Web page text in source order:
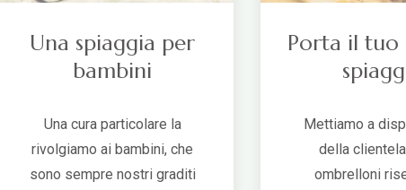
Una spiaggia per
bambini
Una cura particolare la
rivolgiamo ai bambini, che
sono sempre nostri graditi
Porta il tuo
Mettiamo a
della
ombrelloni